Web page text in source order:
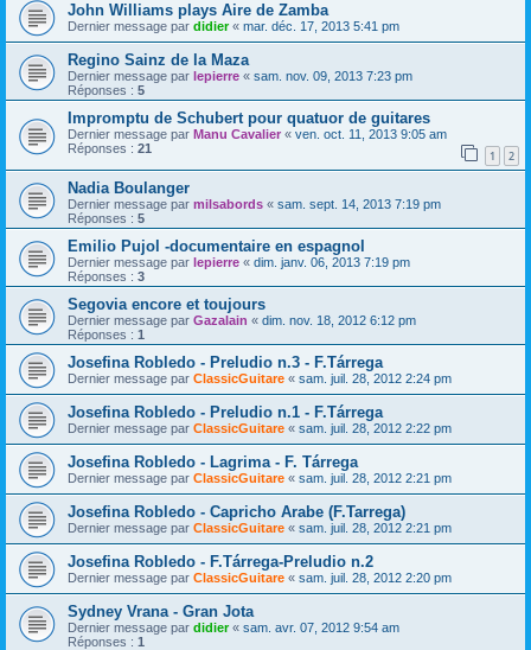
John Williams plays Aire de Zamba
Dernier message par didier« mar. déc. 17, 2013 5:41 pm
Regino Sainz de la Maza
Dernier message par lepierre « sam. nov. 09, 2013 7:23 pm
Réponses : 5
Impromptu de Schubert pour quatuor de guitares
Dernier message par Manu Cavalier « ven. oct. 11, 2013 9:05 am
Réponses : 21 1 2
Nadia Boulanger
Dernier message par milsabords « sam. sept. 14, 2013 7:19 pm
Réponses : 5
Emilio Pujol -documentaire en espagnol
Dernier message par lepierre « dim. janv. 06, 2013 7:19 pm
Réponses : 3
Segovia encore et toujours
Dernier message par Gazalain « dim. nov. 18, 2012 6:12 pm
Réponses : 1
Josefina Robledo - Preludio n.3 - F.Tárrega
Dernier message par ClassicGuitare « sam. juil. 28, 2012 2:24 pm
Josefina Robledo - Preludio n.1 - F.Tárrega
Dernier message par ClassicGuitare « sam. juil. 28, 2012 2:22 pm
Josefina Robledo - Lagrima - F. Tárrega
Dernier message par ClassicGuitare « sam. juil. 28, 2012 2:21 pm
Josefina Robledo - Capricho Arabe (F.Tarrega)
Dernier message par ClassicGuitare « sam. juil. 28, 2012 2:21 pm
Josefina Robledo - F.Tárrega-Preludio n.2
Dernier message par ClassicGuitare « sam. juil. 28, 2012 2:20 pm
Sydney Vrana - Gran Jota
Dernier message par didier« sam. avr. 07, 2012 9:54 am
Réponses : 1